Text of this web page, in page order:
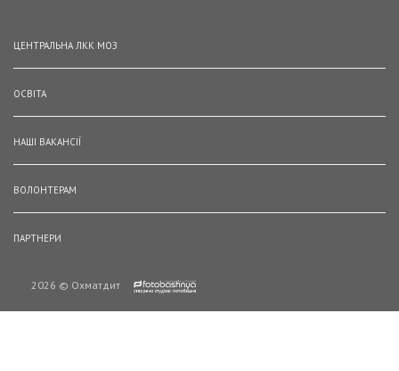
ЦЕНТРАЛЬНА ЛКК МОЗ
ОСВІТА
НАШІ ВАКАНСІЇ
ВОЛОНТЕРАМ
ПАРТНЕРИ
2026 © Охматдит